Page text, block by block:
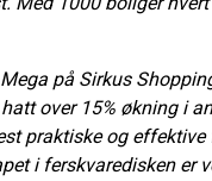
på Sirkus
over 15% økning i
praktiske og
i ferskvaredisken er